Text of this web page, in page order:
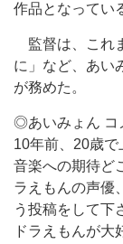
作品となってい
監督は、これ
に」など、あい
が務めた。
◎あいみょん コ
10年前、20歳で
音楽への期待ど
ラえもんの声優
う投稿をして下
ドラえもんが大